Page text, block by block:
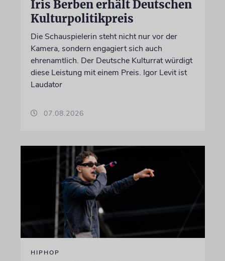
Iris Berben erhält Deutschen
Kulturpolitikpreis
Die Schauspielerin steht nicht nur vor der
Kamera, sondern engagiert sich auch
ehrenamtlich. Der Deutsche Kulturrat würdigt
diese Leistung mit einem Preis. Igor Levit ist
Laudator
07.08.2026
HIPHOP